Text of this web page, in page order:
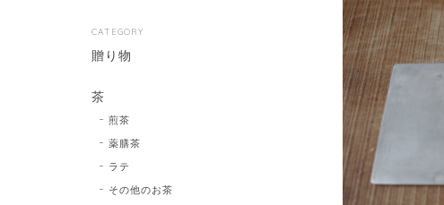
CATEGORY
贈り物
茶
煎茶
薬膳茶
ラテ
その他のお茶